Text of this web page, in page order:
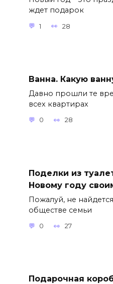
ждет подарок
1 28
Ванна. Какую
Давно прошли те
всех квартирах
0 28
Поделки из
Новому году
Пожалуй, не
обществе семьи
0 27
Подарочная